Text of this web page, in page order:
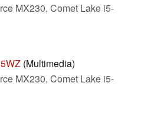
MX230, Comet Lake i5-
(Multimedia)
MX230, Comet Lake i5-